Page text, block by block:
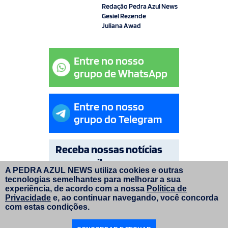
Redação Pedra Azul News
Gesiel Rezende
Juliana Awad
Entre no nosso
grupo de WhatsApp
Entre no nosso
grupo do Telegram
Receba nossas notícias
por e-mail
OK
A PEDRA AZUL NEWS utiliza cookies e outras
tecnologias semelhantes para melhorar a sua
experiência, de acordo com a nossa Política de
Privacidade e, ao continuar navegando, você concorda
com estas condições.